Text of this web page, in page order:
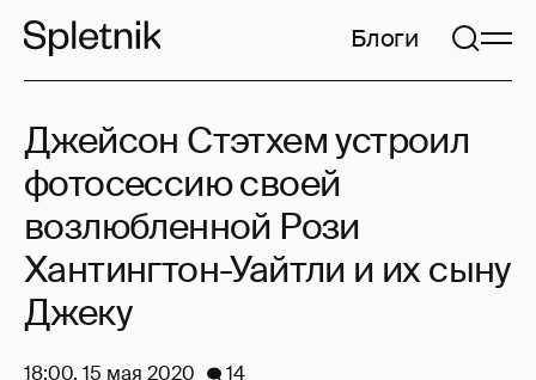
Блоги
Джейсон Стэтхем устроил
фотосессию своей
возлюбленной Рози
Хантингтон-Уайтли и их сыну
Джеку
18:00, 15 мая 2020 14